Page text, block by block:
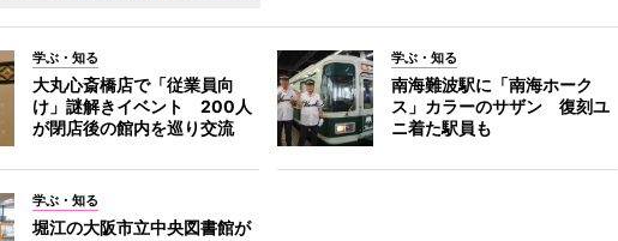
学ぶ・知る
大丸心斎橋店で「従業員向
け」謎解きイベント 200人
が閉店後の館内を巡り交流
学ぶ・知る
南海難波駅に「南海ホーク
ス」カラーのサザン 復刻ユ
ニ着た駅員も
学ぶ・知る
堀江の大阪市立中央図書館が